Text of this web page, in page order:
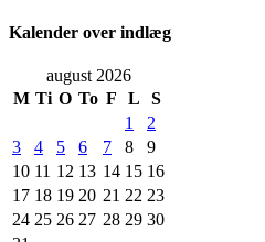
Kalender over indlæg
august 2026
M Ti O To F L
S
1
2
3
4 5 6 7 8
9
10 11 12 13 14 15 16
17 18 19 20 21 22 23
24 25 26 27 28 29 30